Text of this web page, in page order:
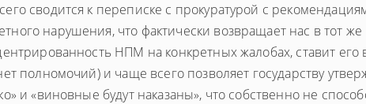
сводится к переписке с прокуратурой с
нарушения, что фактически возвращает нас в тот же
НПМ на конкретных жалобах, ставит его
полномочий) и чаще всего позволяет государству
и «виновные будут наказаны», что собственно не